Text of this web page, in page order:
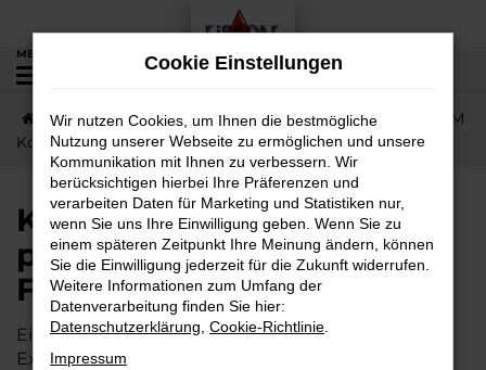
Zum
Hauptinhalt
springen
MENÜ
Startseite Florstadt KGM KGM Korando
KGM
Korando Neuwagen – passt zu Ihnen und zu Florstadt
KGM Korando Neuwagen –
passt zu Ihnen und zu
Florstadt
Ein KGM Korando Neuwagen ist ein Fahrzeug der
Extraklasse. Wer neu kauft, darf sich auf zahlreiche
Cookie Einstellungen
Wir nutzen Cookies, um Ihnen die bestmögliche
Nutzung unserer Webseite zu ermöglichen und unsere
Kommunikation mit Ihnen zu verbessern. Wir
berücksichtigen hierbei Ihre Präferenzen und
verarbeiten Daten für Marketing und Statistiken nur,
wenn Sie uns Ihre Einwilligung geben. Wenn Sie zu
einem späteren Zeitpunkt Ihre Meinung ändern, können
Sie die Einwilligung jederzeit für die Zukunft widerrufen.
Weitere Informationen zum Umfang der
Datenverarbeitung finden Sie hier:
Datenschutzerklärung Cookie-Richtlinie
Impressum